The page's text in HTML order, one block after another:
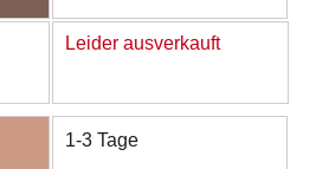
Leider ausverkauft
1-3 Tage